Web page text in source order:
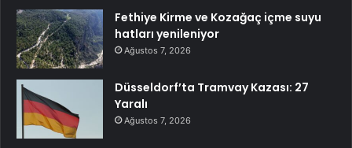
Fethiye Kirme ve Kozağaç içme suyu
hatları yenileniyor
Ağustos 7, 2026
Düsseldorf’ta Tramvay Kazası: 27
Yaralı
Ağustos 7, 2026